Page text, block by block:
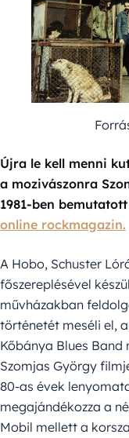
Újra le kell menni
a mozivászonra
1981-ben
online rockmagazin.
A Hobo, Schuster
főszereplésével
művházakban
történetét meséli el,
Kőbánya Blues Band
Szomjas György
80-as évek
megajándékozza a
Mobil mellett a